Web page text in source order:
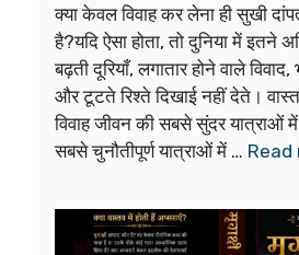
क्या केवल विवाह कर लेना ही सुखी
है?यदि ऐसा होता, तो दुनिया में इतने
बढ़ती दूरियाँ, लगातार होने वाले
और टूटते रिश्ते दिखाई नहीं देते।
विवाह जीवन की सबसे सुंदर यात्राओं
सबसे चुनौतीपूर्ण यात्राओं में … Read